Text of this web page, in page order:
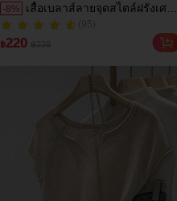
-8%
เสื้อเบลาส์ลายจุดสไตล์ฝรั่งเศส
ฤดูใบไม้ร่วง, ทรงเข้ารูป, แขน
ยาวคอวี, สไตล์ใหม่ฤดูใบไม้ผลิ,
ป้องกันแสงแดด, ใส่ไปทำงาน
(95)
100+ ขายแล้ว
฿220